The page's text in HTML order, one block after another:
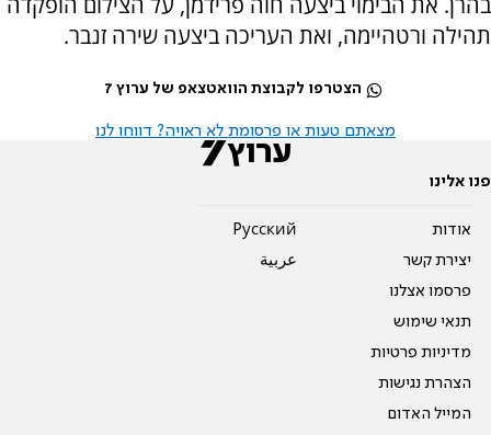
תהילה ורטהיימה, ואת העריכה ביצעה שירה זנבר.
הצטרפו לקבוצת הוואטצאפ של ערוץ 7
מצאתם טעות או פרסומת לא ראויה? דווחו לנו
פנו אלינו
אודות
יצירת קשר
פרסמו אצלנו
תנאי שימוש
מדיניות פרטיות
הצהרת נגישות
המייל האדום
Pусский
عربية